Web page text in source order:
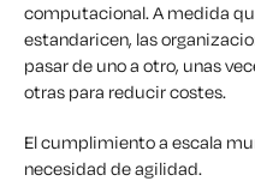
computacional. A medida
estandaricen, las
pasar de uno a otro, unas
otras para reducir costes.
El cumplimiento a escala
necesidad de agilidad.